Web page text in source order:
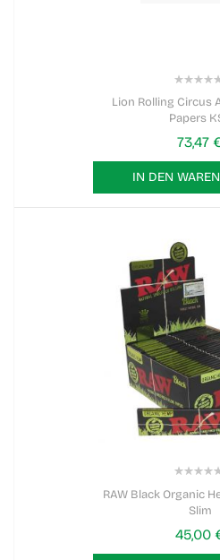
Lion Rolling Circus
Papers
73,47
IN DEN
RAW Black Organic
Slim
45,00